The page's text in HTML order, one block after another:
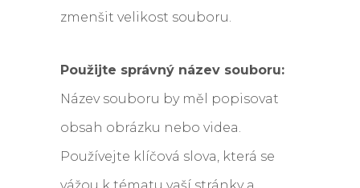
zmenšit velikost souboru.
Použijte správný název souboru:
Název souboru by měl popisovat
obsah obrázku nebo videa.
Používejte klíčová slova, která se